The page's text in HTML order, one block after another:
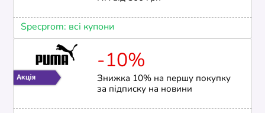
Specprom: всі купони
-10%
Знижка 10% на першу покупку
за підписку на новини